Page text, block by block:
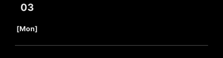
03
[Mon]